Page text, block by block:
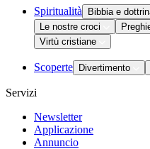
Spiritualità Bibbia e
Le nostre croci
Virtù cristiane
Scoperte Divertimento
Servizi
Newsletter
Applicazione
Annuncio